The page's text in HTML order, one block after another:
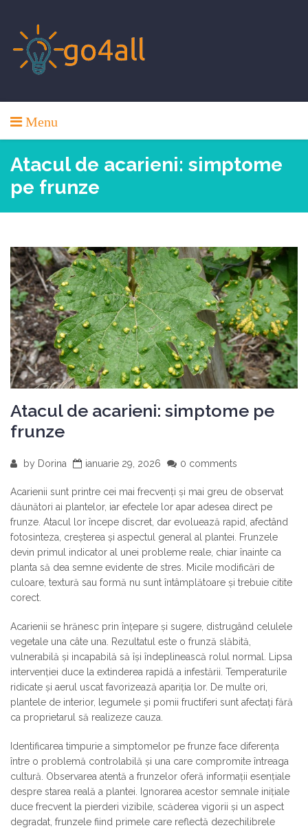
content
Menu
Atacul de acarieni: simptome
pe frunze
Atacul de acarieni: simptome pe
frunze
by Dorina ianuarie 29, 2026 0 comments
Acarienii sunt printre cei mai frecvenți și mai greu de observat
dăunători ai plantelor, iar efectele lor apar adesea direct pe
frunze. Atacul lor începe discret, dar evoluează rapid, afectând
fotosinteza, creșterea și aspectul general al plantei. Frunzele
devin primul indicator al unei probleme reale, chiar înainte ca
planta să dea semne evidente de stres. Micile modificări de
culoare, textură sau formă nu sunt întâmplătoare și trebuie citite
corect.
Acarienii se hrănesc prin înțepare și sugere, distrugând celulele
vegetale una câte una. Rezultatul este o frunză slăbită,
vulnerabilă și incapabilă să își îndeplinească rolul normal. Lipsa
intervenției duce la extinderea rapidă a infestării. Temperaturile
ridicate și aerul uscat favorizează apariția lor. De multe ori,
plantele de interior, legumele și pomii fructiferi sunt afectați fără
ca proprietarul să realizeze cauza.
Identificarea timpurie a simptomelor pe frunze face diferența
între o problemă controlabilă și una care compromite întreaga
cultură. Observarea atentă a frunzelor oferă informații esențiale
despre starea reală a plantei. Ignorarea acestor semnale inițiale
duce frecvent la pierderi vizibile, scăderea vigorii și un aspect
degradat, frunzele fiind primele care reflectă dezechilibrele